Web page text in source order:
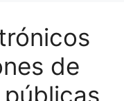
de